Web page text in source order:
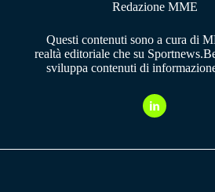
Redazione MME
Questi contenuti sono a cura di
realtà editoriale che su
sviluppa contenuti di